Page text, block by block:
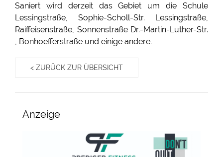
Saniert wird derzeit das Gebiet um die Schule
Lessingstraße, Sophie-Scholl-Str. Lessingstraße,
Raiffeisenstraße, Sonnenstraße Dr.-Martin-Luther-Str.
, Bonhoefferstraße und einige andere.
< ZURÜCK ZUR ÜBERSICHT
Anzeige